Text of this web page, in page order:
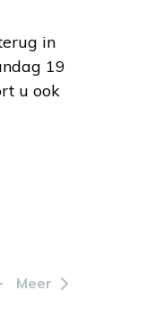
in
19
u ook
Meer